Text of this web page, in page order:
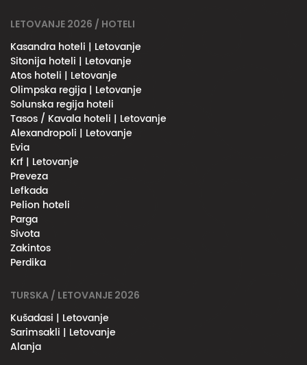
LETOVANJE 2026 / HOTELI
Kasandra hoteli | Letovanje
Sitonija hoteli | Letovanje
Atos hoteli | Letovanje
Olimpska regija | Letovanje
Solunska regija hoteli
Tasos / Kavala hoteli | Letovanje
Alexandropoli | Letovanje
Evia
Krf | Letovanje
Preveza
Lefkada
Pelion hoteli
Parga
Sivota
Zakintos
Perdika
TURSKA / LETOVANJE 2026
Kušadasi | Letovanje
Sarimsakli | Letovanje
Alanja